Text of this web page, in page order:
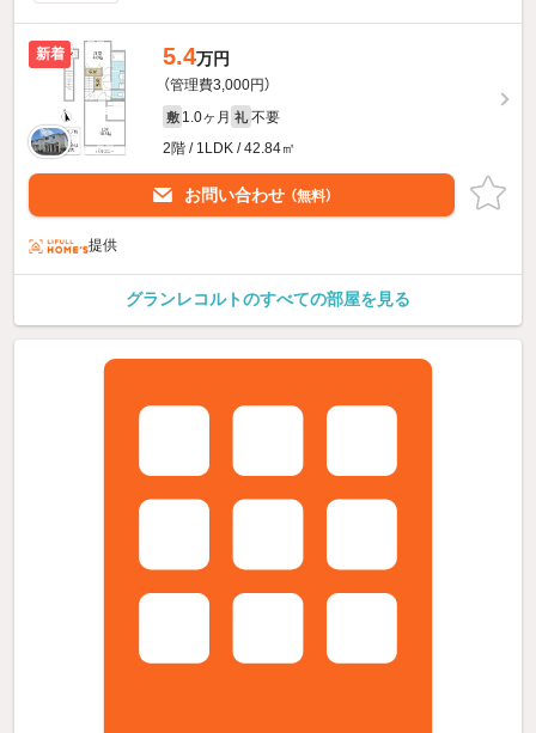
新着 5.4万円
（管理費3,000円）
敷 1.0ヶ月 礼 不要
2階 / 1LDK / 42.84㎡
お問い合わせ （無料）
提供
グランレコルトのすべての部屋を見る